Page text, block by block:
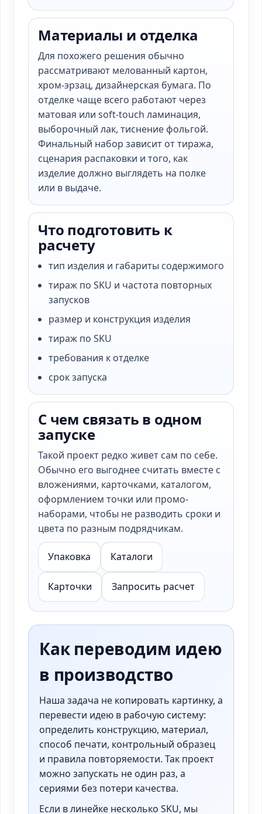
Материалы и отделка
Для похожего решения обычно
рассматривают мелованный картон,
хром-эрзац, дизайнерская бумага. По
отделке чаще всего работают через
матовая или soft-touch ламинация,
выборочный лак, тиснение фольгой.
Финальный набор зависит от тиража,
сценария распаковки и того, как
изделие должно выглядеть на полке
или в выдаче.
Что подготовить к
расчету
тип изделия и габариты содержимого
тираж по SKU и частота повторных
запусков
размер и конструкция изделия
тираж по SKU
требования к отделке
срок запуска
С чем связать в одном
запуске
Такой проект редко живет сам по себе.
Обычно его выгоднее считать вместе с
вложениями, карточками, каталогом,
оформлением точки или промо-
наборами, чтобы не разводить сроки и
цвета по разным подрядчикам.
Упаковка Каталоги
Карточки Запросить расчет
Как переводим идею
в производство
Наша задача не копировать картинку, а
перевести идею в рабочую систему:
определить конструкцию, материал,
способ печати, контрольный образец
и правила повторяемости. Так проект
можно запускать не один раз, а
сериями без потери качества.
Если в линейке несколько SKU, мы